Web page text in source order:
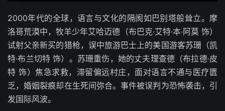
2000年代的全球，语言与文化的隔阂如巴别塔般耸立。摩
洛哥荒漠中，牧羊少年艾哈迈德（布巴克·艾特·本·阿莫 饰）
试射父亲新买的猎枪，误中旅游巴士上的美国游客苏珊（凯
特·布兰切特 饰）。苏珊重伤，她的丈夫理查德（布拉德·皮
特 饰）焦急求救，滞留偏远村庄，面对语言不通与医疗匮
乏，婚姻裂痕却在生死间弥合。事件被误判为恐怖袭击，引
发国际风波。